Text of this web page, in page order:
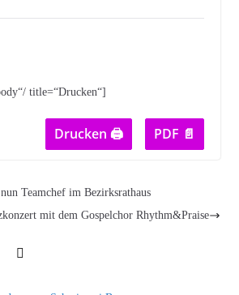
title=“Drucken“]
Drucken 🖨 PDF 📄
Teamchef im Bezirksrathaus
mit dem Gospelchor Rhythm&Praise